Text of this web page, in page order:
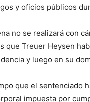
y oficios públicos
no se realizará con
que Treuer Heysen
y luego en su
que el sentenciado
impuesta por